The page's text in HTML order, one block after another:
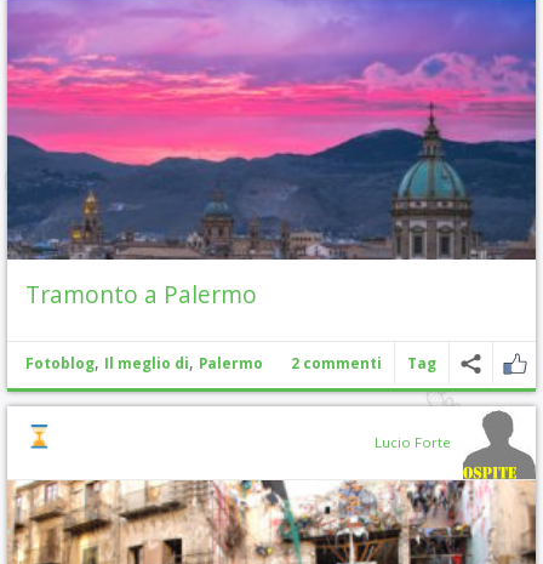
Tramonto a Palermo
Fotoblog, Il meglio di, Palermo 2 commenti Tag
Lucio Forte